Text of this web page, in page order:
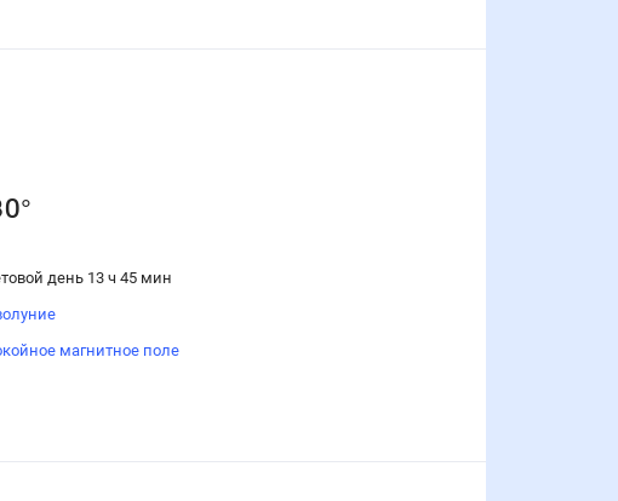
°
день 13 ч 45 мин
магнитное поле